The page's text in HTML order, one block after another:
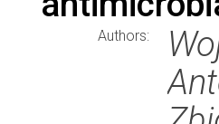
Authors: